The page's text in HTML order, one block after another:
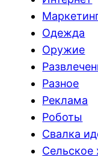
Одежда
Оружие
Разное
Реклама
Роботы
Свалка
Сельское